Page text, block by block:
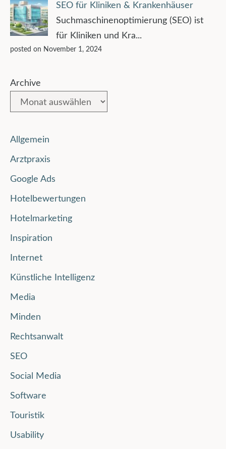
SEO für Kliniken & Krankenhäuser
Suchmaschinenoptimierung (SEO) ist
für Kliniken und Kra...
posted on November 1, 2024
Archive
Allgemein
Arztpraxis
Google Ads
Hotelbewertungen
Hotelmarketing
Inspiration
Internet
Künstliche Intelligenz
Media
Minden
Rechtsanwalt
SEO
Social Media
Software
Touristik
Usability